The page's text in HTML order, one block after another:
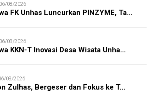
06/08/2026
FK Unhas Luncurkan PINZYME, Ta…
06/08/2026
KKN-T Inovasi Desa Wisata Unha…
08/2026
Zulhas, Bergeser dan Fokus ke T…